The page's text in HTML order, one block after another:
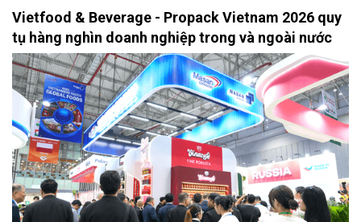
Vietfood & Beverage - Propack Vietnam 2026 quy
tụ hàng nghìn doanh nghiệp trong và ngoài nước